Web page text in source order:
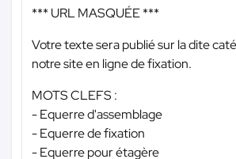
*** URL MASQUÉE ***
Votre texte sera publié sur la dite
notre site en ligne de fixation.
MOTS CLEFS :
- Equerre d'assemblage
- Equerre de fixation
- Equerre pour étagère